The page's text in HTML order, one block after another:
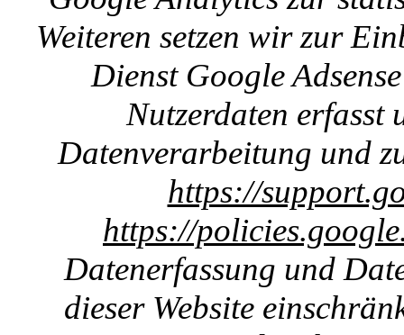
Weiteren setzen wir zur
Dienst Google
Nutzerdaten erfasst
Datenverarbeitung und
https://
https://
Datenerfassung und
dieser Website